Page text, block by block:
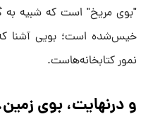
"بوی مریخ" است که شبیه به
خیس‌شده است؛ بویی آشنا که
نمور کتابخانه‌هاست.
و درنهایت، بوی